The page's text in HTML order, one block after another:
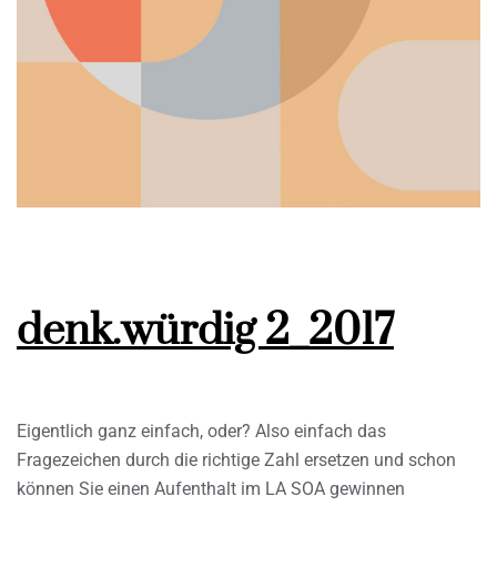
denk.würdig 2_2017
Eigentlich ganz einfach, oder? Also einfach das
Fragezeichen durch die richtige Zahl ersetzen und schon
können Sie einen Aufenthalt im LA SOA gewinnen